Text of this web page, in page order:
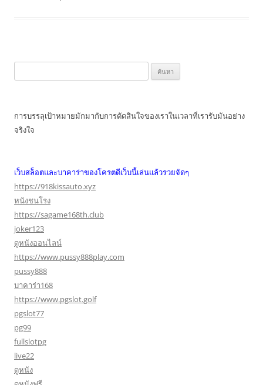
สำหรับ:
การบรรลุเป้าหมายมักมากับการตัดสินใจของเราในเวลาที่เรารับมันอย่าง
จริงใจ
เว็บสล็อตและบาคาร่าของโครตดีเว็บนี้เล่นแล้วรวยจัดๆ
https://918kissauto.xyz
หนังชนโรง
https://sagame168th.club
joker123
ดูหนังออนไลน์
https://www.pussy888play.com
pussy888
บาคาร่า168
https://www.pgslot.golf
pgslot77
pg99
fullslotpg
live22
ดูหนัง